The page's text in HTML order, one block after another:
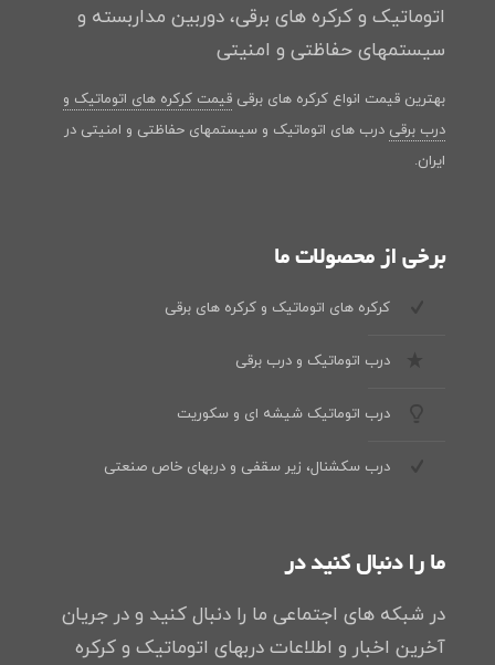
اتوماتیک و کرکره های برقی، دوربین مداربسته و
سیستمهای حفاظتی و امنیتی
بهترین قیمت انواع کرکره های برقی قیمت کرکره های اتوماتیک و
درب برقی درب های اتوماتیک و سیستمهای حفاظتی و امنیتی در
ایران.
برخی از محصولات ما
کرکره های اتوماتیک و کرکره های برقی
درب اتوماتیک و درب برقی
درب اتوماتیک شیشه ای و سکوریت
درب سکشنال، زیر سقفی و دربهای خاص صنعتی
ما را دنبال کنید در
در شبکه های اجتماعی ما را دنبال کنید و در جریان
آخرین اخبار و اطلاعات دربهای اتوماتیک و کرکره